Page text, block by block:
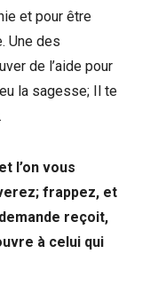
et pour être
Une des
de l’aide pour
la sagesse; Il te
l’on vous
frappez, et
reçoit,
à celui qui